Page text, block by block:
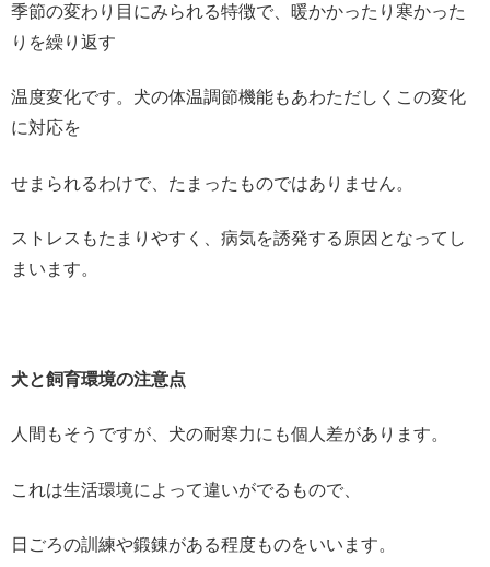
季節の変わり目にみられる特徴で、暖かかったり寒かった
りを繰り返す
温度変化です。犬の体温調節機能もあわただしくこの変化
に対応を
せまられるわけで、たまったものではありません。
ストレスもたまりやすく、病気を誘発する原因となってし
まいます。
犬と飼育環境の注意点
人間もそうですが、犬の耐寒力にも個人差があります。
これは生活環境によって違いがでるもので、
日ごろの訓練や鍛錬がある程度ものをいいます。